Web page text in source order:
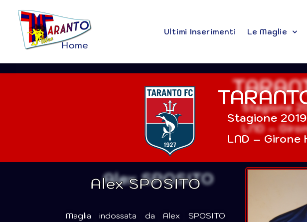
Ultimi Inserimenti Le Maglie
Stagione
LND – Girone
Alex SPOSITO
Maglia indossata da Alex SPOSITO